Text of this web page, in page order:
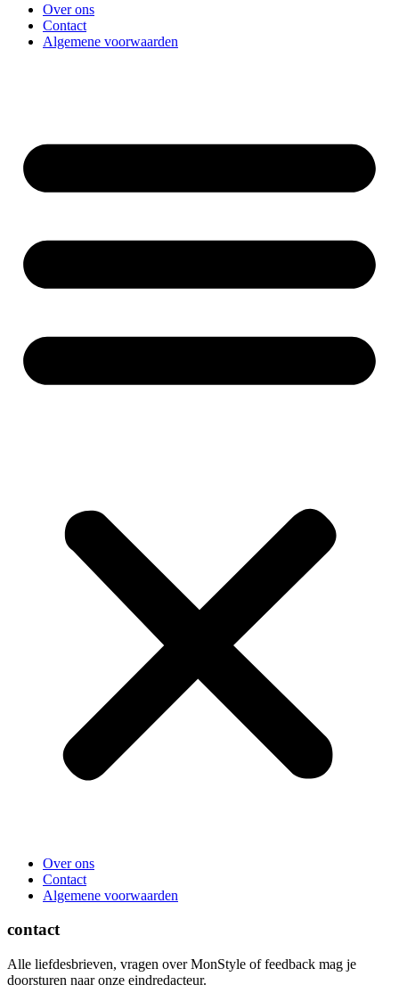
Over ons
Contact
Algemene voorwaarden
Over ons
Contact
Algemene voorwaarden
contact
Alle liefdesbrieven, vragen over MonStyle of feedback mag je
doorsturen naar onze eindredacteur.